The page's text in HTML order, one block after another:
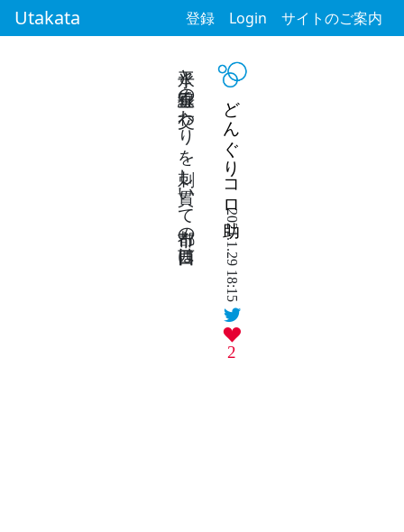
Utakata 登録 Login サイトのご案内
どんぐりコロ助
2021.1.29 18:15
2
水平と垂直線の交わりを刺し貫いて都市の西日は